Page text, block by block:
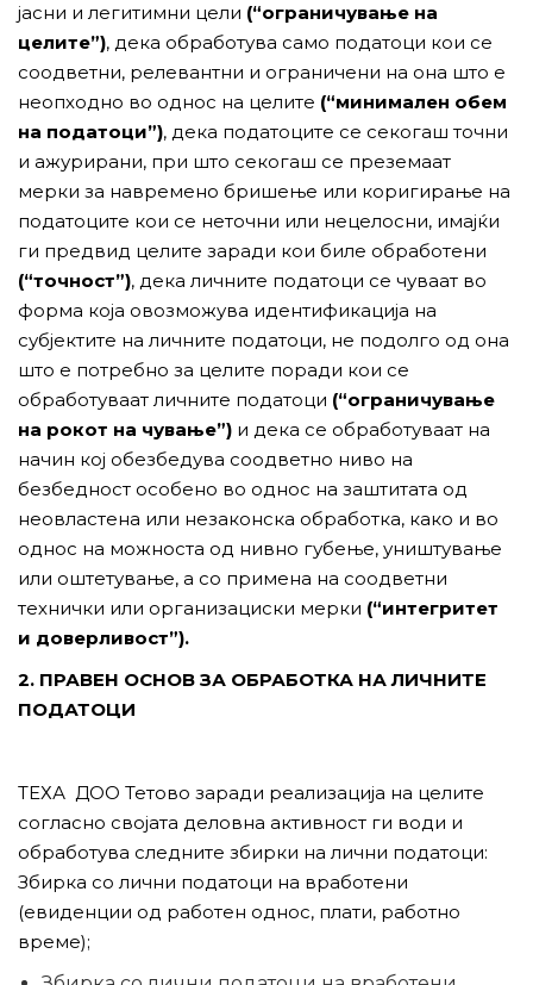
јасни и легитимни цели (“ограничување на
целите”), дека обработува само податоци кои се
соодветни, релевантни и ограничени на она што е
неопходно во однос на целите (“минимален обем
на податоци”), дека податоците се секогаш точни
и ажурирани, при што секогаш се преземаат
мерки за навремено бришење или коригирање на
податоците кои се неточни или нецелосни, имајќи
ги предвид целите заради кои биле обработени
(“точност”), дека личните податоци се чуваат во
форма која овозможува идентификација на
субјектите на личните податоци, не подолго од она
што е потребно за целите поради кои се
обработуваат личните податоци (“ограничување
на рокот на чување”) и дека се обработуваат на
начин кој обезбедува соодветно ниво на
безбедност особено во однос на заштитата од
неовластена или незаконска обработка, како и во
однос на можноста од нивно губење, уништување
или оштетување, а со примена на соодветни
технички или организациски мерки (“интегритет
и доверливост”).
2. ПРАВЕН ОСНОВ ЗА ОБРАБОТКА НА ЛИЧНИТЕ
ПОДАТОЦИ
ТЕХА ДОО Тетово заради реализација на целите
согласно својата деловна активност ги води и
обработува следните збирки на лични податоци:
Збирка со лични податоци на вработени
(евиденции од работен однос, плати, работно
време);